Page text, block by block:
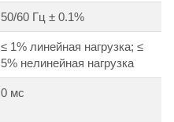
50/60 Гц ± 0.1%
≤ 1% линейная нагрузка; ≤
5% нелинейная нагрузка
0 мс